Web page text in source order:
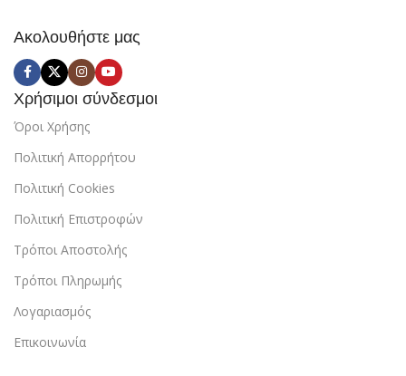
Ακολουθήστε μας
Χρήσιμοι σύνδεσμοι
Όροι Χρήσης
Πολιτική Απορρήτου
Πολιτική Cookies
Πολιτική Επιστροφών
Τρόποι Αποστολής
Τρόποι Πληρωμής
Λογαριασμός
Επικοινωνία